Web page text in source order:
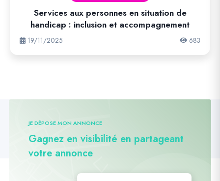
Services aux personnes en situation de
handicap : inclusion et accompagnement
19/11/2025 683
JE DÉPOSE MON ANNONCE
Gagnez en visibilité en partageant
votre annonce